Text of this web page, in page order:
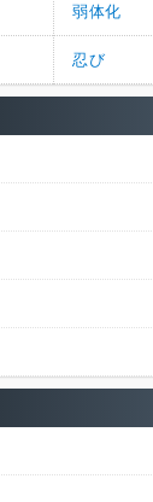
弱体化
忍び